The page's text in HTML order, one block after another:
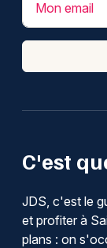
C'est
JDS, c'est le
et profiter à
plans : on
Mon email